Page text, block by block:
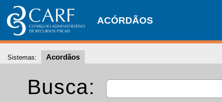
ACÓRDÃOS
Sistemas: Acordãos
Busca: